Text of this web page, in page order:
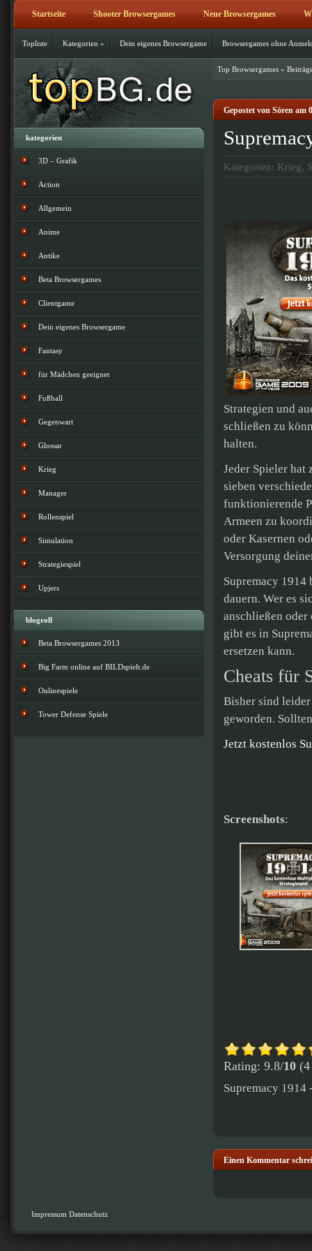
Startseite Shooter Browsergames Neue Browsergames
Topliste Kategorien » Dein eigenes Browsergame Browsergames ohne
Top Browsergames »
Gepostet von Sören am
Kategorien: Krieg,
Strategien und
schließen zu
halten.
Jeder Spieler hat
sieben
funktionierende
Armeen zu
oder Kasernen
Versorgung
Supremacy 1914
dauern. Wer es
anschließen oder
gibt es in
ersetzen kann.
Cheats für
Bisher sind
geworden.
Jetzt kostenlos
Screenshots:
Rating: 9.8/10 (4
Supremacy
Einen Kommentar
kategorien
3D – Grafik
Action
Allgemein
Anime
Antike
Beta Browsergames
Clientgame
Dein eigenes Browsergame
Fantasy
für Mädchen geeignet
Fußball
Gegenwart
Glossar
Krieg
Manager
Rollenspiel
Simulation
Strategiespiel
Upjers
blogroll
Beta Browsergames 2013
Big Farm online auf BILDspielt.de
Onlinespiele
Tower Defense Spiele
Impressum Datenschutz